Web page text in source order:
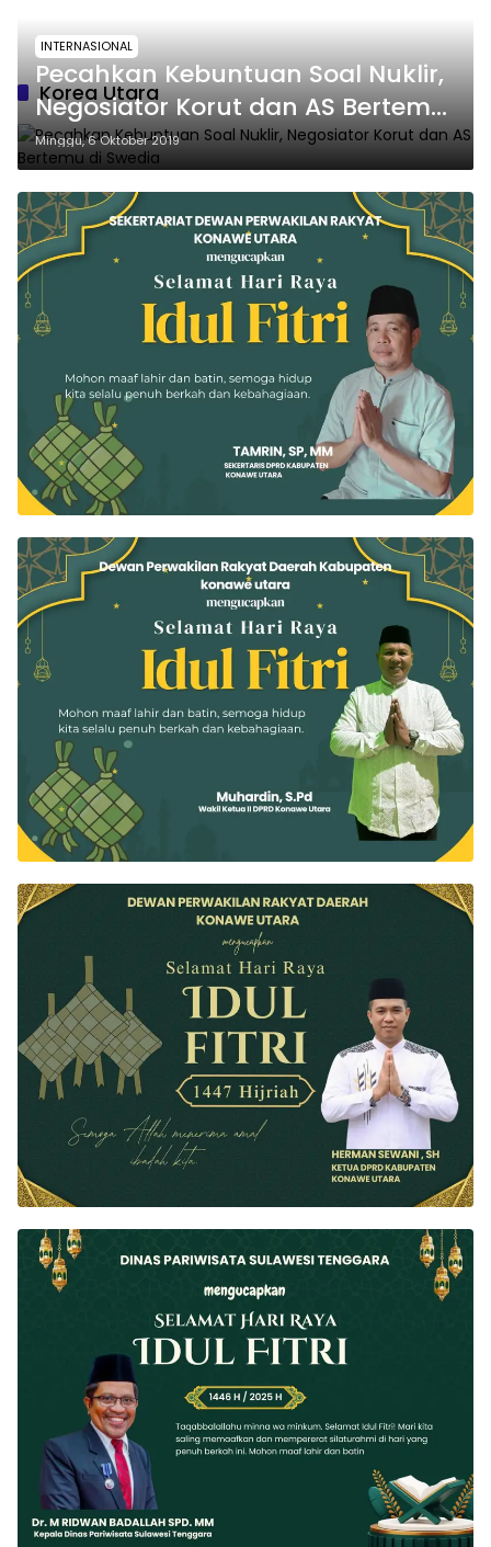
Korea Utara
INTERNASIONAL
Pecahkan Kebuntuan Soal Nuklir,
Negosiator Korut dan AS Bertemu
di Swedia
Minggu, 6 Oktober 2019